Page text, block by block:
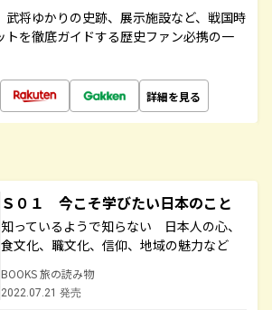
武将ゆかりの史跡、展示施設など、戦国時
トを徹底ガイドする歴史ファン必携の一
詳細を見る
Ｓ０１ 今こそ学びたい日本のこと
知っているようで知らない 日本人の心、
食文化、職文化、信仰、地域の魅力など
BOOKS 旅の読み物
2022.07.21 発売